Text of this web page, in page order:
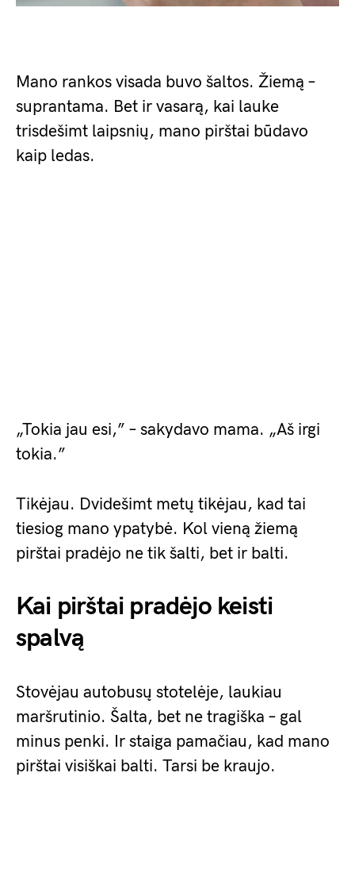
Mano rankos visada buvo šaltos. Žiemą –
suprantama. Bet ir vasarą, kai lauke
trisdešimt laipsnių, mano pirštai būdavo
kaip ledas.
„Tokia jau esi,” – sakydavo mama. „Aš irgi
tokia.”
Tikėjau. Dvidešimt metų tikėjau, kad tai
tiesiog mano ypatybė. Kol vieną žiemą
pirštai pradėjo ne tik šalti, bet ir balti.
Kai pirštai pradėjo keisti
spalvą
Stovėjau autobusų stotelėje, laukiau
maršrutinio. Šalta, bet ne tragiška – gal
minus penki. Ir staiga pamačiau, kad mano
pirštai visiškai balti. Tarsi be kraujo.